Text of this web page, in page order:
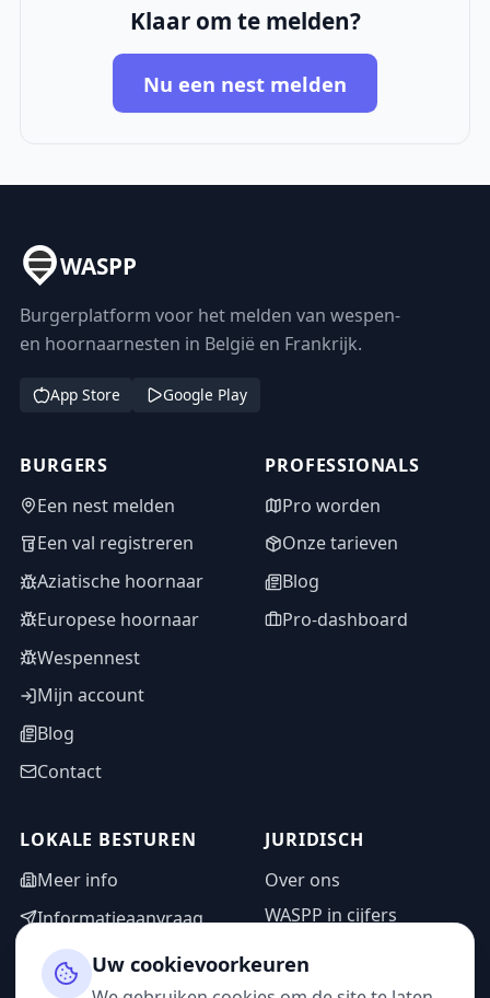
Klaar om te melden?
Nu een nest melden
WASPP
Burgerplatform voor het melden van wespen-
en hoornaarnesten in België en Frankrijk.
App Store Google Play
BURGERS
Een nest melden
Een val registreren
Aziatische hoornaar
Europese hoornaar
Wespennest
Mijn account
Blog
Contact
PROFESSIONALS
Pro worden
Onze tarieven
Blog
Pro-dashboard
LOKALE BESTUREN
Meer info
Informatieaanvraag
Adminzone
JURIDISCH
Over ons
WASPP in cijfers
Privacybeleid
Uw cookievoorkeuren